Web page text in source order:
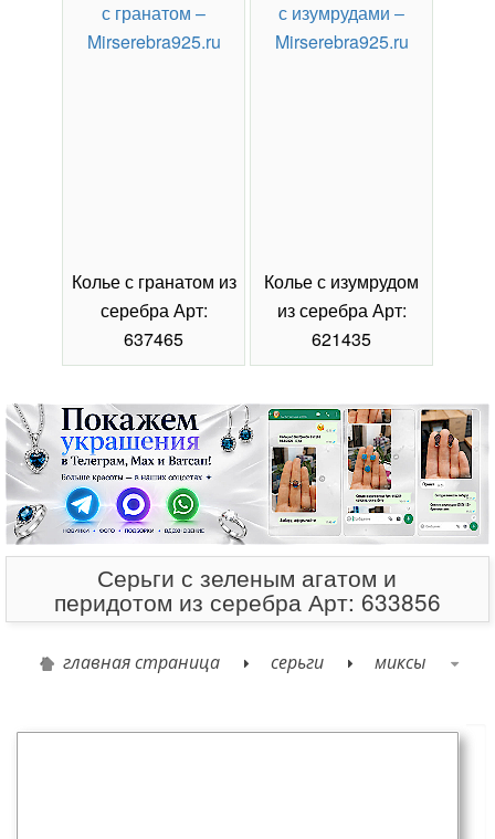
Колье с гранатом из
серебра Арт:
637465
Колье с изумрудом
из серебра Арт:
621435
Серьги с зеленым агатом и
перидотом из серебра Арт: 633856
главная страница серьги миксы